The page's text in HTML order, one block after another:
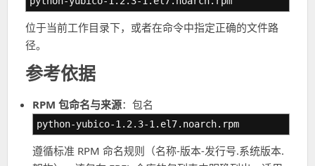
位于当前工作目录下，或者在命令中指定正确的文件路
径。
参考依据
RPM 包命名与来源：包名
python-yubico-1.2.3-1.el7.noarch.rpm
遵循标准 RPM 命名规则（名称-版本-发行号.系统版本.